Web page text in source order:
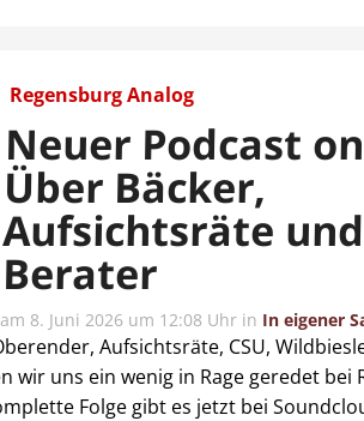
Regensburg Analog
Neuer Podcast
Über Bäcker,
Aufsichtsräte
Berater
am 8. Juni 2026 um 12:08 Uhr in In eigener
Aufsichtsräte, CSU,
wir uns ein wenig in Rage geredet bei
Folge gibt es jetzt bei